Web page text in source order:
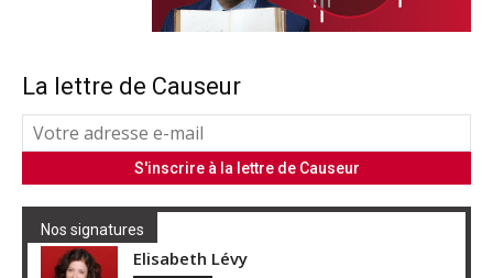
La lettre de Causeur
Nos signatures
Elisabeth Lévy